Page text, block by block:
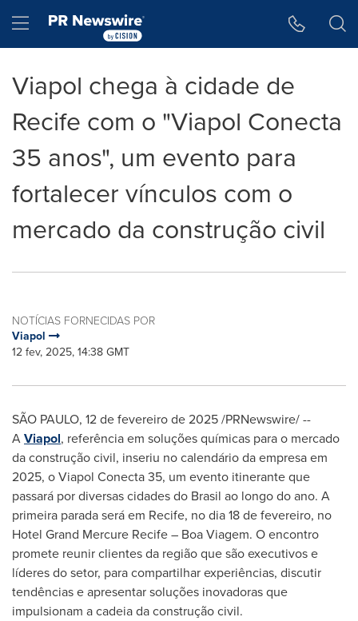
Hamburger menu
Viapol chega à cidade de
Recife com o "Viapol Conecta
35 anos", um evento para
fortalecer vínculos com o
mercado da construção civil
NOTÍCIAS FORNECIDAS POR
Viapol
12 fev, 2025, 14:38 GMT
SÃO PAULO, 12 de fevereiro de 2025/PRNewswire/ --
AViapol, referência em soluções químicas para o mercado
da construção civil, inseriu no calendário da empresa em
2025, o Viapol Conecta 35, um evento itinerante que
passará por diversas cidades do Brasil ao longo do ano. A
primeira parada será em Recife, no dia 18 de fevereiro, no
Hotel Grand Mercure Recife – Boa Viagem. O encontro
promete reunir clientes da região que são executivos e
líderes do setor, para compartilhar experiências, discutir
tendências e apresentar soluções inovadoras que
impulsionam a cadeia da construção civil.